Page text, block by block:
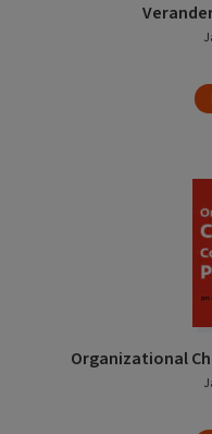
Organizational